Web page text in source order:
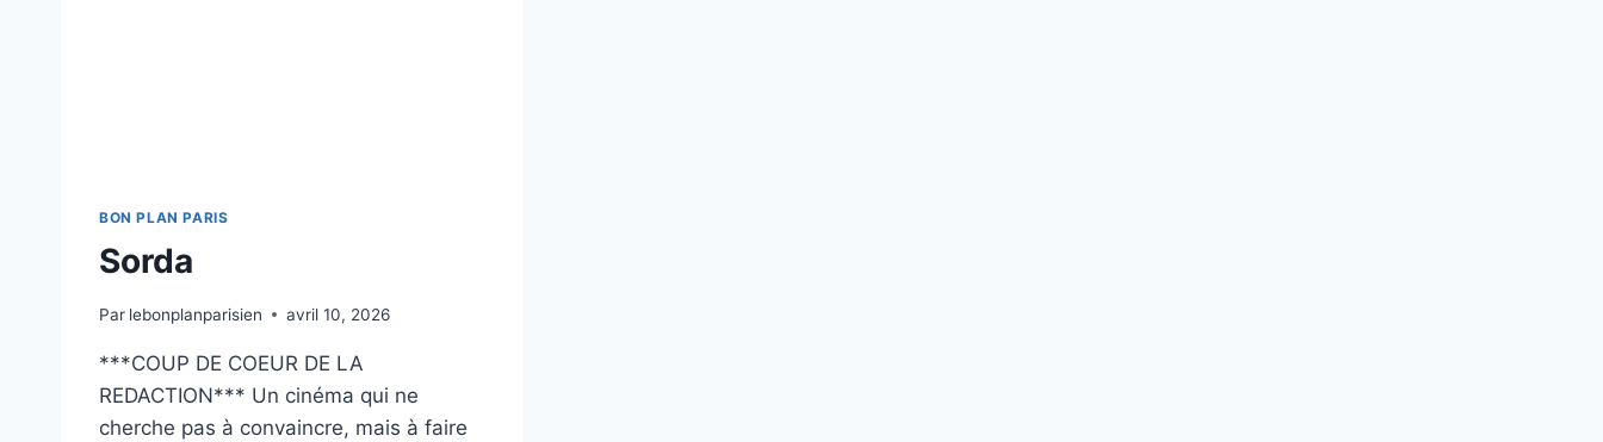
BON PLAN PARIS
Sorda
Par lebonplanparisien avril 10, 2026
***COUP DE COEUR DE LA
REDACTION*** Un cinéma qui ne
cherche pas à convaincre, mais à faire